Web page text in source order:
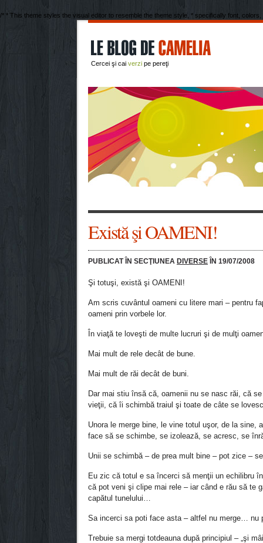
/* * This theme styles the visual editor to resemble the theme style, * specifically font,
Cercei şi cai verzi pe pereţi
Există şi OAMENI!
PUBLICAT ÎN SECŢIUNEA DIVERSE ÎN 19/07/2008
Şi totuşi, există şi OAMENI!
Am scris cuvântul oameni cu litere mari – pentru
oameni prin vorbele lor.
În viaţă te loveşti de multe lucruri şi de mulţi
Mai mult de rele decât de bune.
Mai mult de răi decât de buni.
Dar mai stiu însă că, oamenii nu se nasc răi, că
vieţii, că îi schimbă traiul şi toate de câte se
Unora le merge bine, le vine totul uşor, de la
face să se schimbe, se izolează, se acresc, se
Unii se schimbă – de prea mult bine – pot zice –
Eu zic că totul e sa încerci să menţii un echilibru
că pot veni şi clipe mai rele – iar când e rău să te
capătul tunelului…
Sa incerci sa poti face asta – altfel nu merge… nu
Trebuie sa mergi totdeauna după principiul – „şi